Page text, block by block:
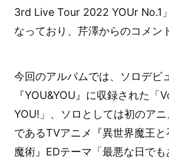
3rd Live Tour 2022 YOUr No.1
なっており、芹澤からのコメン
今回のアルバムでは、ソロデビ
『YOU&YOU』に収録された「
YOU!」、ソロとしては初のア
であるTVアニメ『異世界魔王
魔術』EDテーマ「最悪な日で